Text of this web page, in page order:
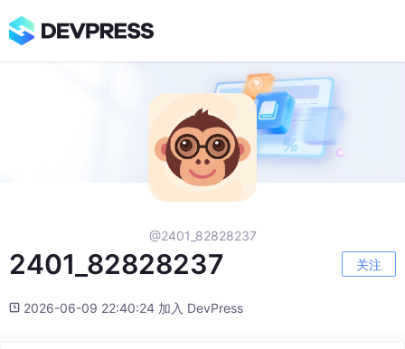
@2401_82828237
2401_82828237 关注
2026-06-09 22:40:24 加入 DevPress